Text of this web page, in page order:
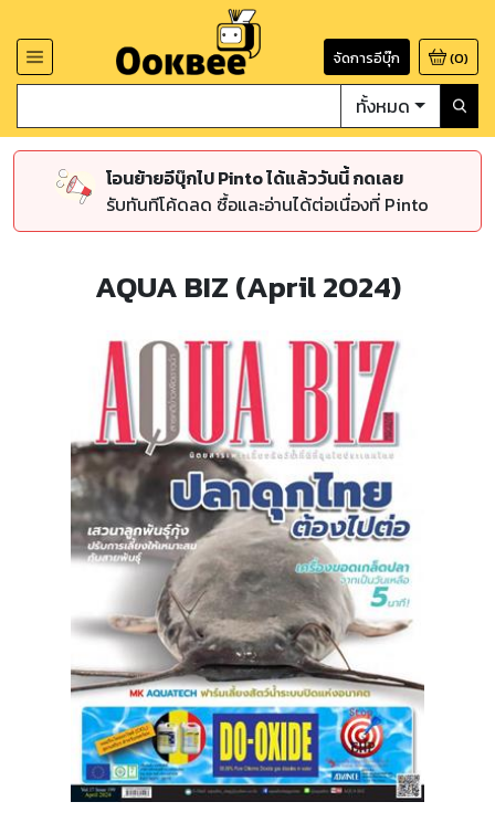
จัดการอีบุ๊ก (0)
ทั้งหมด
โอนย้ายอีบุ๊กไป Pinto ได้แล้ววันนี้ กดเลย
รับทันทีโค้ดลด ซื้อและอ่านได้ต่อเนื่องที่ Pinto
AQUA BIZ (April 2024)